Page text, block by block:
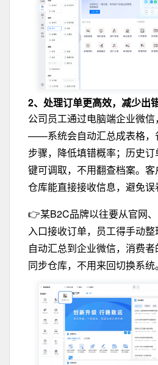
2、 处理订单更高效，减少出
公司员工通过电脑端企业微
——系统会自动汇总成表格，
步骤，降低填错概率；历史
键可调取，不用翻查档案。客
仓库能直接接收信息，避免误
👉某B2C品牌以往要从官网
入口接收订单，员工得手动
自动汇总到企业微信，消费
同步仓库，不用来回切换系统。